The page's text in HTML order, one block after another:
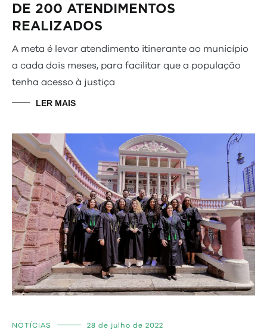
DE 200 ATENDIMENTOS
REALIZADOS
A meta é levar atendimento itinerante ao município
a cada dois meses, para facilitar que a população
tenha acesso à justiça
LER MAIS
NOTÍCIAS 28 de julho de 2022